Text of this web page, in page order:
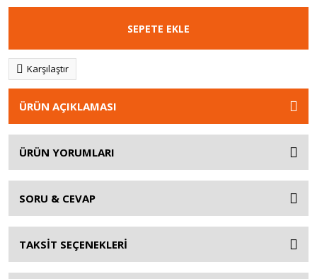
SEPETE EKLE
Karşılaştır
ÜRÜN AÇIKLAMASI
ÜRÜN YORUMLARI
SORU & CEVAP
TAKSİT SEÇENEKLERİ